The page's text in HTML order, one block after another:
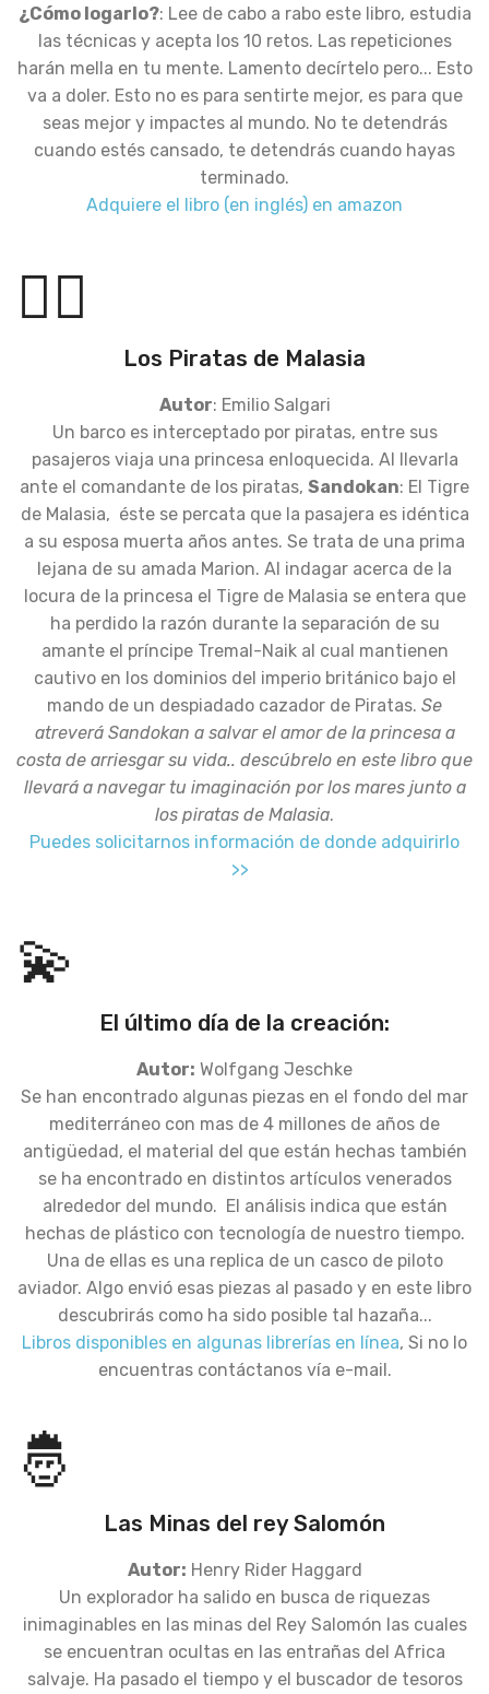
¿Cómo logarlo?: Lee de cabo a rabo este libro, estudia
las técnicas y acepta los 10 retos. Las repeticiones
harán mella en tu mente. Lamento decírtelo pero... Esto
va a doler. Esto no es para sentirte mejor, es para que
seas mejor y impactes al mundo. No te detendrás
cuando estés cansado, te detendrás cuando hayas
terminado.
Adquiere el libro (en inglés) en amazon
🏴‍☠️
Los Piratas de Malasia
Autor: Emilio Salgari
Un barco es interceptado por piratas, entre sus
pasajeros viaja una princesa enloquecida. Al llevarla
ante el comandante de los piratas, Sandokan: El Tigre
de Malasia, éste se percata que la pasajera es idéntica
a su esposa muerta años antes. Se trata de una prima
lejana de su amada Marion. Al indagar acerca de la
locura de la princesa el Tigre de Malasia se entera que
ha perdido la razón durante la separación de su
amante el príncipe Tremal-Naik al cual mantienen
cautivo en los dominios del imperio británico bajo el
mando de un despiadado cazador de Piratas. Se
atreverá Sandokan a salvar el amor de la princesa a
costa de arriesgar su vida.. descúbrelo en este libro que
llevará a navegar tu imaginación por los mares junto a
los piratas de Malasia.
Puedes solicitarnos información de donde adquirirlo
>>
💫
El último día de la creación:
Autor: Wolfgang Jeschke
Se han encontrado algunas piezas en el fondo del mar
mediterráneo con mas de 4 millones de años de
antigüedad, el material del que están hechas también
se ha encontrado en distintos artículos venerados
alrededor del mundo. El análisis indica que están
hechas de plástico con tecnología de nuestro tiempo.
Una de ellas es una replica de un casco de piloto
aviador. Algo envió esas piezas al pasado y en este libro
descubrirás como ha sido posible tal hazaña...
Libros disponibles en algunas librerías en línea, Si no lo
encuentras contáctanos vía e-mail.
🤴
Las Minas del rey Salomón
Autor: Henry Rider Haggard
Un explorador ha salido en busca de riquezas
inimaginables en las minas del Rey Salomón las cuales
se encuentran ocultas en las entrañas del Africa
salvaje. Ha pasado el tiempo y el buscador de tesoros